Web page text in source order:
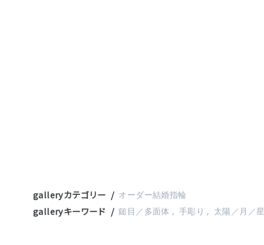
galleryカテゴリー オーダー結婚指輪
galleryキーワード 鎚目／多面体 手彫り 太陽／月／